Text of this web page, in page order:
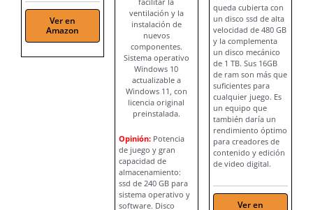
Ver en
Amazon
ventilación y la
instalación de
nuevos
componentes.
Sistema operativo
Windows 10
actualizable a
Windows 11, con
licencia original
preinstalada.
Opinión: Potencia
de juego y gran
capacidad de
almacenamiento:
ssd de 240 GB para
sistema operativo y
software. Disco
queda cubierta con
un disco ssd de alta
velocidad de 480 GB
y la complementa
un disco mecánico
de 1 TB. Sus 16GB
de ram son más que
suficientes para
cualquier juego. Es
un equipo que
también daría un
rendimiento óptimo
para creadores de
contenido y edición
de video digital.
Ver en